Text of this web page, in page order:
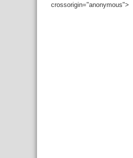
crossorigin="anonymous">